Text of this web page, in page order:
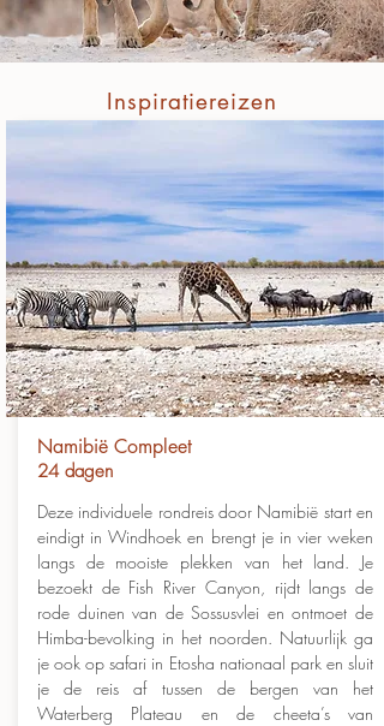
Inspiratiereizen
Namibië Compleet
24 dagen
Deze individuele rondreis door Namibië start en
eindigt in Windhoek en brengt je in vier weken
langs de mooiste plekken van het land. Je
bezoekt de Fish River Canyon, rijdt langs de
rode duinen van de Sossusvlei en ontmoet de
Himba-bevolking in het noorden. Natuurlijk ga
je ook op safari in Etosha nationaal park en sluit
je de reis af tussen de bergen van het
Waterberg Plateau en de cheeta’s van